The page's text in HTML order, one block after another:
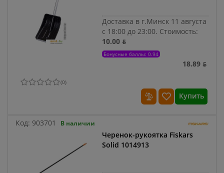
Доставка в г.Минск 11 августа
с 18:00 до 23:00. Стоимость:
10.00 ƃ
Бонусные баллы: 0.94
18.89 ƃ
(0)
Купить
Код: 903701 В наличии
Черенок-рукоятка Fiskars
Solid 1014913